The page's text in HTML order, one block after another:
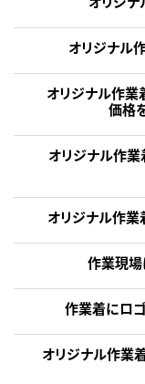
オリジナル
オリジナル作業
価格
オリジナル作
オリジナル作業
作業現場
作業着にロ
オリジナル作業